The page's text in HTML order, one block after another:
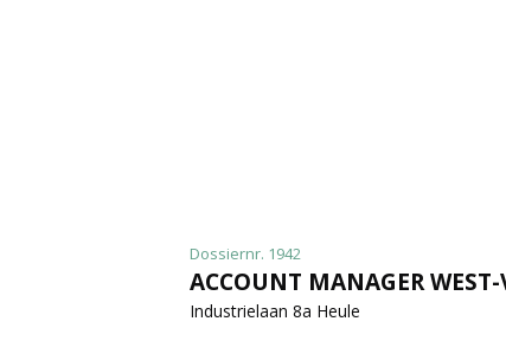
Dossiernr. 1942
ACCOUNT MANAGER
Industrielaan 8a Heule